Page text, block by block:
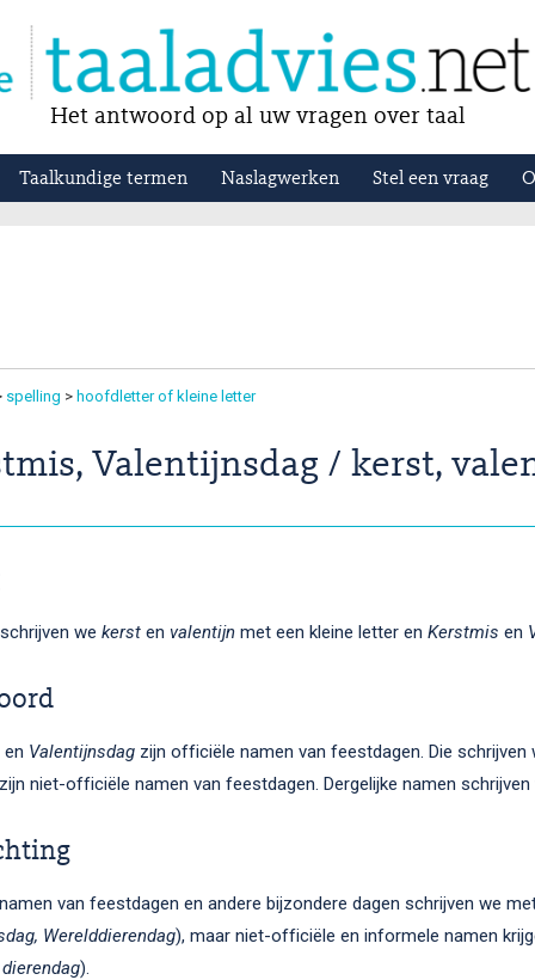
Het antwoord op al uw vragen over taal
Taalkundige termen Naslagwerken Stel een vraag
spelling > hoofdletter of kleine letter
Valentijnsdag / kerst,
we kerst en valentijn met een kleine letter en Kerstmis en
en Valentijnsdag zijn officiële namen van feestdagen. Die
zijn niet-officiële namen van feestdagen. Dergelijke namen
van feestdagen en andere bijzondere dagen schrijven we
Werelddierendag), maar niet-officiële en informele namen
).